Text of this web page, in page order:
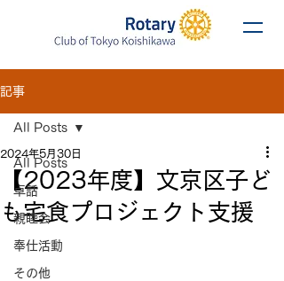
記事
All Posts
卓話
親睦会
奉仕活動
その他
All Posts
【2023年度】文京区子ど
も宅食プロジェクト支援
2024年5月30日